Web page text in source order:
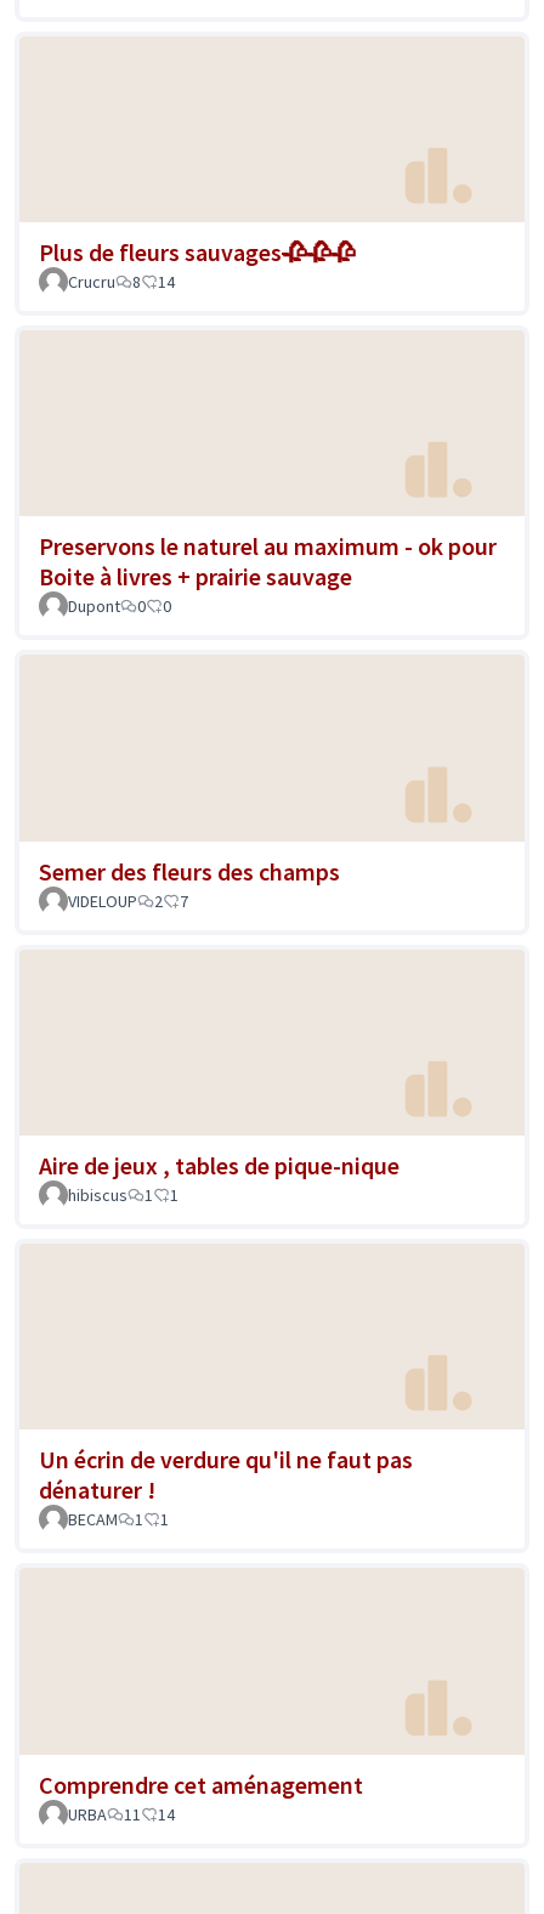
Plus de fleurs sauvages🥀🥀🥀
Crucru 8 14
Preservons le naturel au maximum - ok pour
Boite à livres + prairie sauvage
Dupont 0 0
Semer des fleurs des champs
VIDELOUP 2 7
Aire de jeux , tables de pique-nique
hibiscus 1 1
Un écrin de verdure qu'il ne faut pas
dénaturer !
BECAM 1 1
Comprendre cet aménagement
URBA 11 14